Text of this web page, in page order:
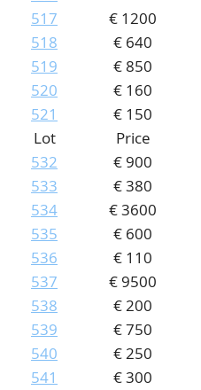
517
€ 1200
518
€ 640
519
€ 850
520
€ 160
521
€ 150
Lot
Price
532
€ 900
533
€ 380
534
€ 3600
535
€ 600
536
€ 110
537
€ 9500
538
€ 200
539
€ 750
540
€ 250
541
€ 300